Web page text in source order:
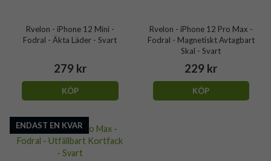
Rvelon - iPhone 12 Mini -
Fodral - Äkta Läder - Svart
279 kr
KÖP
Rvelon - iPhone 12 Pro Max -
Fodral - Magnetiskt Avtagbart
Skal - Svart
229 kr
KÖP
ENDAST EN KVAR